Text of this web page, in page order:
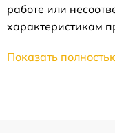
работе или
характеристикам
Показать